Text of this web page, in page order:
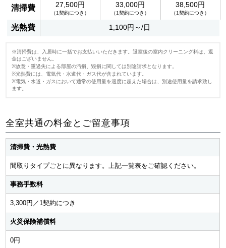
清掃費 27,500円
（1契約につき）
33,000円
（1契約につき）
38,500円
（1契約につき）
光熱費 1,100円～/日
※清掃費は、入居時に一括でお支払いいただきます。退室後の室内クリーニング料は、返
金はございません。
※故意・重過失による部屋の汚損、毀損に関しては別途請求となります。
※光熱費には、電気代・水道代・ガス代が含まれています。
※電気・水道・ガスにおいて通常の使用量を過度に超えた場合は、別途使用量を請求致し
ます。
全室共通の料金とご留意事項
清掃費・光熱費
間取りタイプごとに異なります。上記一覧表をご確認ください。
事務手数料
3,300円／1契約につき
火災保険補償料
0円